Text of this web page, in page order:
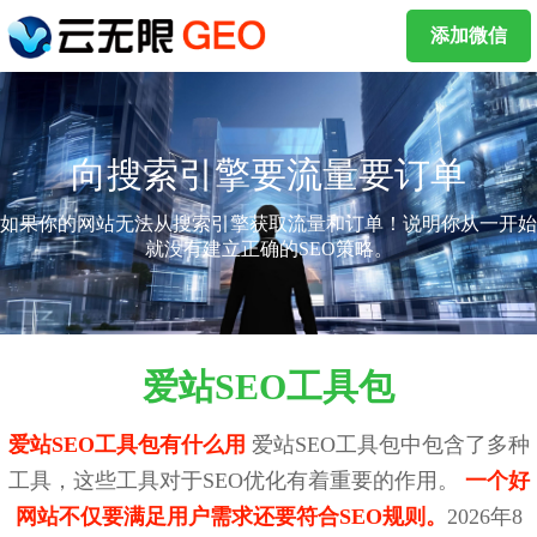
添加微信
向搜索引擎要流量要订单
如果你的网站无法从搜索引擎获取流量和订单！说明你从一开始
就没有建立正确的SEO策略。
爱站SEO工具包
爱站SEO工具包有什么用 爱站SEO工具包中包含了多种
工具，这些工具对于SEO优化有着重要的作用。 一个好
网站不仅要满足用户需求还要符合SEO规则。 2026年8